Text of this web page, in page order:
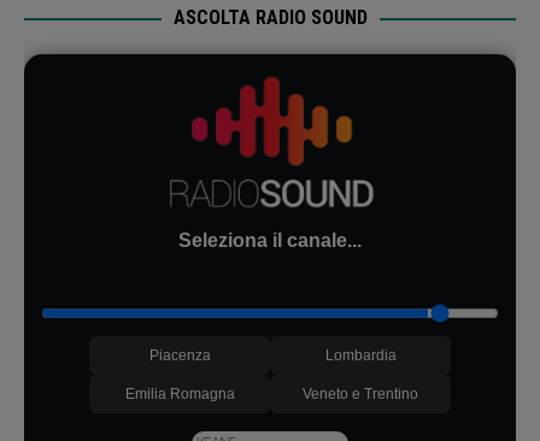
ASCOLTA RADIO SOUND
Seleziona il canale...
Piacenza Lombardia
Emilia Romagna Veneto e Trentino